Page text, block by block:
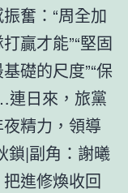
奮：“周全加
贏才能”“堅固
礎的尺度”“保
日來，旅黨
精力，領導
鎖|副角：謝曦
進修煥收回